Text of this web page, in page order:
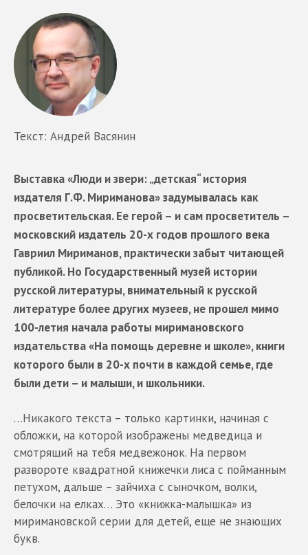
Текст: Андрей Васянин
Выставка «Люди и звери: „детская“ история
издателя Г.Ф. Мириманова» задумывалась как
просветительская. Ее герой – и сам просветитель –
московский издатель 20-х годов прошлого века
Гавриил Мириманов, практически забыт читающей
публикой. Но Государственный музей истории
русской литературы, внимательный к русской
литературе более других музеев, не прошел мимо
100-летия начала работы миримановского
издательства «На помощь деревне и школе», книги
которого были в 20-х почти в каждой семье, где
были дети – и малыши, и школьники.
…Никакого текста – только картинки, начиная с
обложки, на которой изображены медведица и
смотрящий на тебя медвежонок. На первом
развороте квадратной книжечки лиса с пойманным
петухом, дальше – зайчиха с сыночком, волки,
белочки на елках… Это «книжка-малышка» из
миримановской серии для детей, еще не знающих
букв.